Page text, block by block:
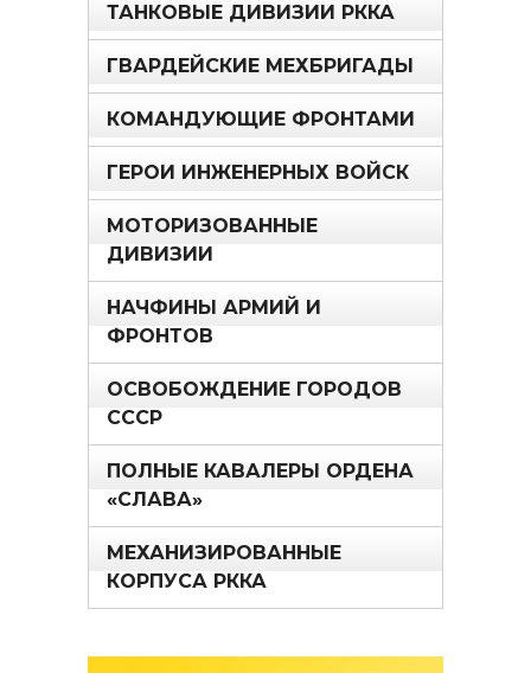
ТАНКОВЫЕ ДИВИЗИИ РККА
ГВАРДЕЙСКИЕ МЕХБРИГАДЫ
КОМАНДУЮЩИЕ ФРОНТАМИ
ГЕРОИ ИНЖЕНЕРНЫХ ВОЙСК
МОТОРИЗОВАННЫЕ
ДИВИЗИИ
НАЧФИНЫ АРМИЙ И
ФРОНТОВ
ОСВОБОЖДЕНИЕ ГОРОДОВ
СССР
ПОЛНЫЕ КАВАЛЕРЫ ОРДЕНА
«СЛАВА»
МЕХАНИЗИРОВАННЫЕ
КОРПУСА РККА